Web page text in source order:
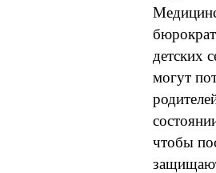
детских
могут
чтобы